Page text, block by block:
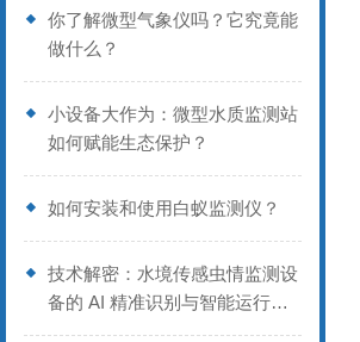
你了解微型气象仪吗？它究竟能
做什么？
小设备大作为：微型水质监测站
如何赋能生态保护？
如何安装和使用白蚁监测仪？
技术解密：水境传感虫情监测设
备的 AI 精准识别与智能运行逻
辑